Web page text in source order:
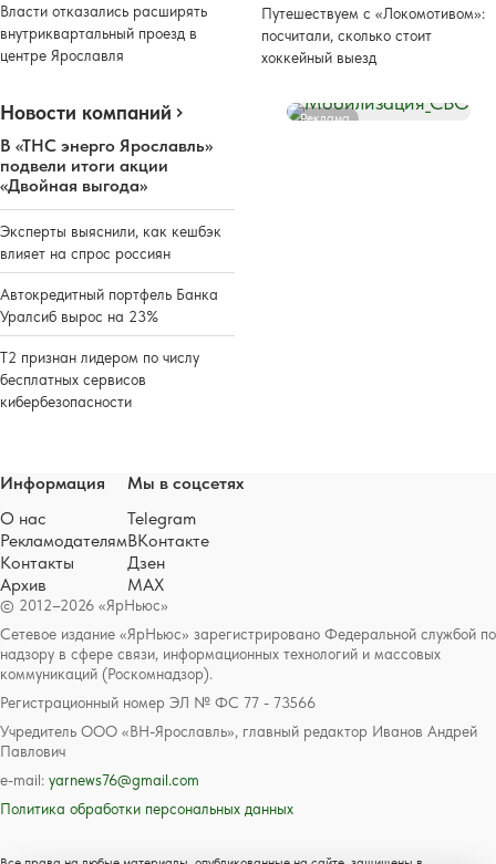
Власти отказались расширять
внутриквартальный проезд в
центре Ярославля
Путешествуем с «Локомотивом»:
посчитали, сколько стоит
хоккейный выезд
Новости компаний
В «ТНС энерго Ярославль»
подвели итоги акции
«Двойная выгода»
Эксперты выяснили, как кешбэк
влияет на спрос россиян
Автокредитный портфель Банка
Уралсиб вырос на 23%
Т2 признан лидером по числу
бесплатных сервисов
кибербезопасности
Реклама
© 2012–2026 «ЯрНьюс»
Сетевое издание «ЯрНьюс» зарегистрировано Федеральной службой по
надзору в сфере связи, информационных технологий и массовых
коммуникаций (Роскомнадзор).
Регистрационный номер ЭЛ № ФС 77 - 73566
Учредитель ООО «ВН-Ярославль», главный редактор Иванов Андрей
Павлович
e-mail: yarnews76@gmail.com
Политика обработки персональных данных
Информация
О нас
Рекламодателям
Контакты
Архив
Мы в соцсетях
Telegram
ВКонтакте
Дзен
MAX